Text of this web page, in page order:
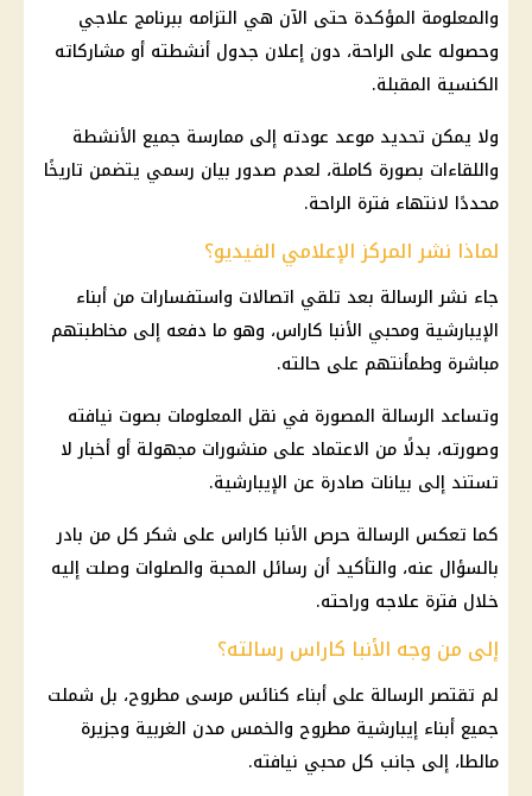
والمعلومة المؤكدة حتى الآن هي التزامه ببرنامج علاجي
وحصوله على الراحة، دون إعلان جدول أنشطته أو مشاركاته
الكنسية المقبلة.
ولا يمكن تحديد موعد عودته إلى ممارسة جميع الأنشطة
واللقاءات بصورة كاملة، لعدم صدور بيان رسمي يتضمن تاريخًا
محددًا لانتهاء فترة الراحة.
لماذا نشر المركز الإعلامي الفيديو؟
جاء نشر الرسالة بعد تلقي اتصالات واستفسارات من أبناء
الإيبارشية ومحبي الأنبا كاراس، وهو ما دفعه إلى مخاطبتهم
مباشرة وطمأنتهم على حالته.
وتساعد الرسالة المصورة في نقل المعلومات بصوت نيافته
وصورته، بدلًا من الاعتماد على منشورات مجهولة أو أخبار لا
تستند إلى بيانات صادرة عن الإيبارشية.
كما تعكس الرسالة حرص الأنبا كاراس على شكر كل من بادر
بالسؤال عنه، والتأكيد أن رسائل المحبة والصلوات وصلت إليه
خلال فترة علاجه وراحته.
إلى من وجه الأنبا كاراس رسالته؟
لم تقتصر الرسالة على أبناء كنائس مرسى مطروح، بل شملت
جميع أبناء إيبارشية مطروح والخمس مدن الغربية وجزيرة
مالطا، إلى جانب كل محبي نيافته.